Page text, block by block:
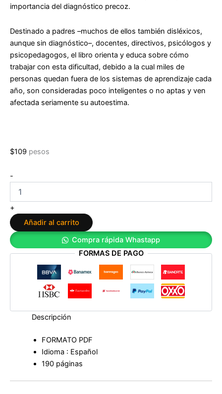
importancia del diagnóstico precoz.
Destinado a padres –muchos de ellos también disléxicos,
aunque sin diagnóstico–, docentes, directivos, psicólogos y
psicopedagogos, el libro orienta y educa sobre cómo
trabajar con esta dificultad, debido a la cual miles de
personas quedan fuera de los sistemas de aprendizaje cada
año, son consideradas poco inteligentes o no aptas y ven
afectada seriamente su autoestima.
$109 pesos
-
Una
forma
diferente
de
leer
de
Rufina
Pearson
+
Añadir al carrito
Compra rápida Whastapp
FORMAS DE PAGO
Descripción
FORMATO PDF
Idioma : Español
190 páginas